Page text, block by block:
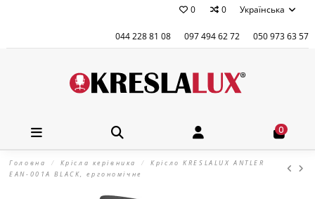
0 0 Українська
044 228 81 08 097 494 62 72 050 973 63 57
0
Головна Крісла керівника
Крісло KRESLALUX ANTLER
EAN-001A BLACK, ергономічне